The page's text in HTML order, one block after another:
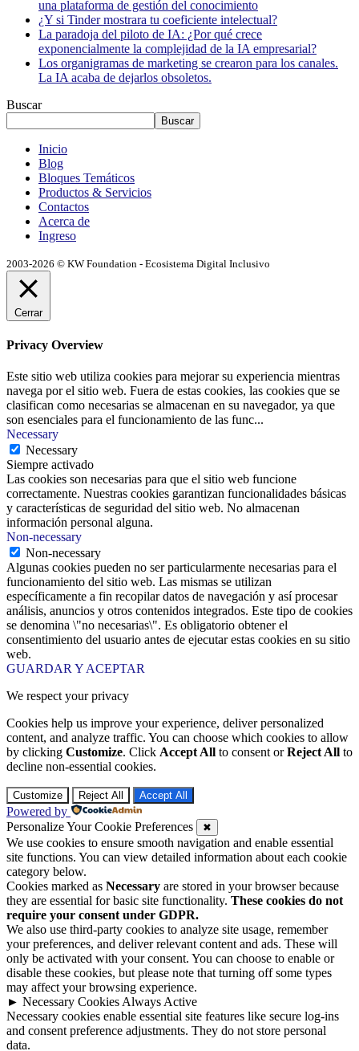
una plataforma de gestión del conocimiento
¿Y si Tinder mostrara tu coeficiente intelectual?
La paradoja del piloto de IA: ¿Por qué crece
exponencialmente la complejidad de la IA empresarial?
Los organigramas de marketing se crearon para los canales.
La IA acaba de dejarlos obsoletos.
Buscar
Buscar
Inicio
Blog
Bloques Temáticos
Productos & Servicios
Contactos
Acerca de
Ingreso
2003-2026 © KW Foundation - Ecosistema Digital Inclusivo
Cerrar
Privacy Overview
Este sitio web utiliza cookies para mejorar su experiencia mientras
navega por el sitio web. Fuera de estas cookies, las cookies que se
clasifican como necesarias se almacenan en su navegador, ya que
son esenciales para el funcionamiento de las func...
Necessary
Necessary
Siempre activado
Las cookies son necesarias para que el sitio web funcione
correctamente. Nuestras cookies garantizan funcionalidades básicas
y características de seguridad del sitio web. No almacenan
información personal alguna.
Non-necessary
Non-necessary
Algunas cookies pueden no ser particularmente necesarias para el
funcionamiento del sitio web. Las mismas se utilizan
específicamente a fin recopilar datos de navegación y así procesar
análisis, anuncios y otros contenidos integrados. Este tipo de cookies
se denomina \"no necesarias\". Es obligatorio obtener el
consentimiento del usuario antes de ejecutar estas cookies en su sitio
web.
GUARDAR Y ACEPTAR
We respect your privacy
Cookies help us improve your experience, deliver personalized
content, and analyze traffic. You can choose which cookies to allow
by clicking Customize. Click Accept All to consent orReject All to
decline non-essential cookies.
Customize Reject All Accept All
Powered by
Personalize Your Cookie Preferences
✖
We use cookies to ensure smooth navigation and enable essential
site functions. You can view detailed information about each cookie
category below.
Cookies marked as Necessary are stored in your browser because
they are essential for basic site functionality. These cookies do not
require your consent under GDPR.
We also use third-party cookies to analyze site usage, remember
your preferences, and deliver relevant content and ads. These will
only be activated with your consent. You can choose to enable or
disable these cookies, but please note that turning off some types
may affect your browsing experience.
► Necessary Cookies Always Active
Necessary cookies enable essential site features like secure log-ins
and consent preference adjustments. They do not store personal
data.